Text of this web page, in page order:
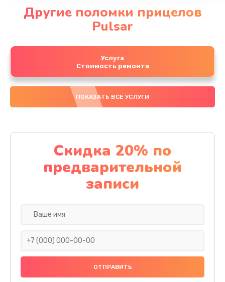
Другие поломки прицелов
Pulsar
Услуга
Стоимость ремонта
ПОКАЗАТЬ ВСЕ УСЛУГИ
Скидка 20% по
предварительной
записи